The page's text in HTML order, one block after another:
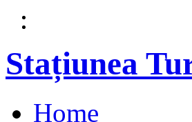
Stațiunea
Home